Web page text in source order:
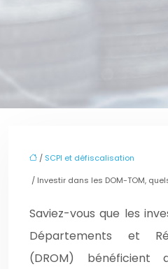
/ SCPI et défiscalisation
/ Investir dans les DOM-TOM,
Saviez-vous que les
Départements et
(DROM) bénéficient